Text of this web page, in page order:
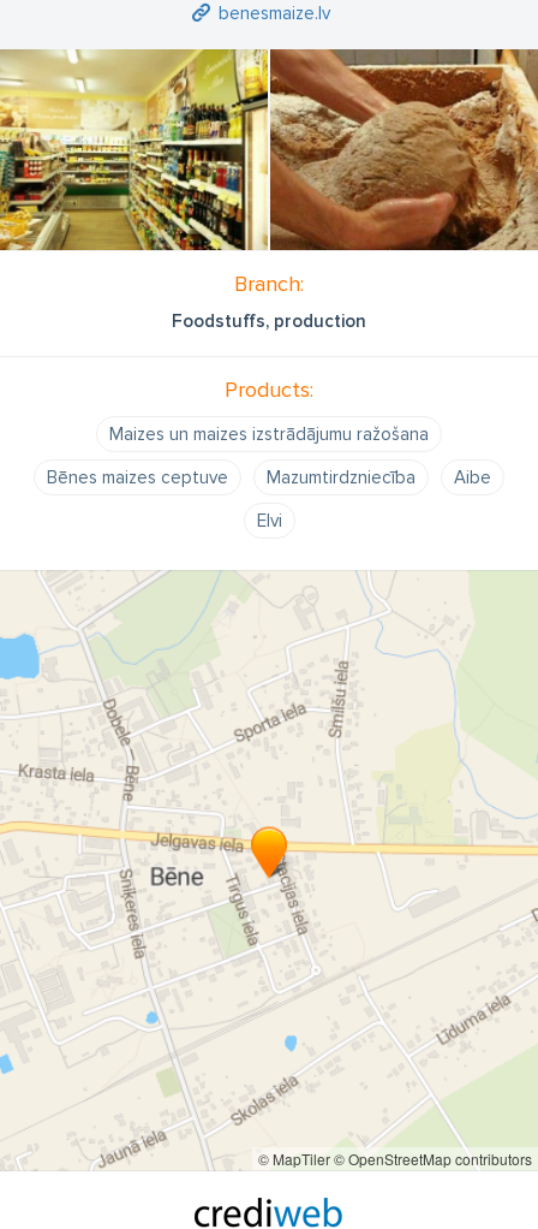
benesmaize.lv
Branch:
Foodstuffs, production
Products:
Maizes un maizes izstrādājumu ražošana
Bēnes maizes ceptuve
Mazumtirdzniecība
Aibe
Elvi
© MapTiler© OpenStreetMap contributors